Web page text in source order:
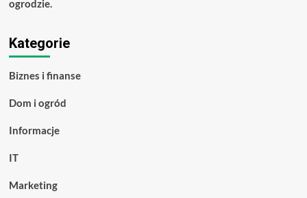
ogrodzie.
Kategorie
Biznes i finanse
Dom i ogród
Informacje
IT
Marketing